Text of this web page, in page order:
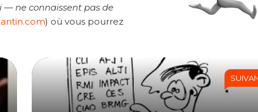
ne connaissent pas de
) où vous pourrez